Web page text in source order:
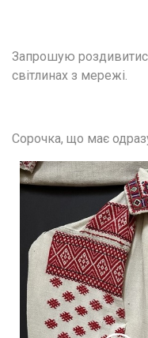
Запрошую
світлинах з мережі.
Сорочка, що має